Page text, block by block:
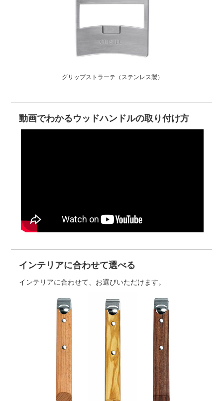
グリップストラーテ（ステンレス製）
動画でわかるウッドハンドルの取り付け方
インテリアに合わせて選べる
インテリアに合わせて、お選びいただけます。